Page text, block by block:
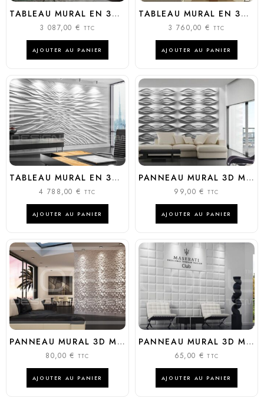
TABLEAU MURAL EN 3D MODÈLE : CONCRETE MAP OF THE WORLD
3 087,00€ TTC
AJOUTER AU PANIER
TABLEAU MURAL EN 3D MODÈLE : ARCHETYPE
3 760,00€ TTC
AJOUTER AU PANIER
TABLEAU MURAL EN 3D MODÈLE :ILLUSION
4 788,00€ TTC
AJOUTER AU PANIER
PANNEAU MURAL 3D MODÈLE : SQUID
99,00€ TTC
AJOUTER AU PANIER
PANNEAU MURAL 3D MODÈLE : PEAKS
80,00€ TTC
AJOUTER AU PANIER
PANNEAU MURAL 3D MODÈLE : PADDING
65,00 € TTC
AJOUTER AU PANIER